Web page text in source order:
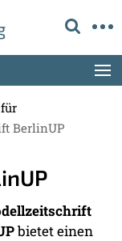
BerlinUP
bietet einen